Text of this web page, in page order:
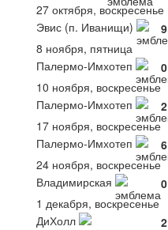
27 октября, воскресенье
Эвис (п. Иванищи)
9
8 ноября, пятница
Палермо-Имхотеп
0
10 ноября, воскресенье
Палермо-Имхотеп
2
17 ноября, воскресенье
Палермо-Имхотеп
6
24 ноября, воскресенье
Владимирская
0
1 декабря, воскресенье
ДиХолл
2